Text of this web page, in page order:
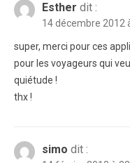
Esther dit :
14 décembre 2012
super, merci pour ces
pour les voyageurs qui
quiétude !
thx !
simo dit :